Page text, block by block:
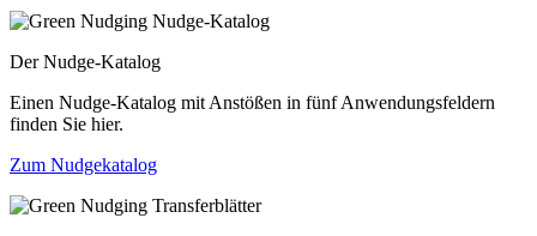
Der Nudge-Katalog
Einen Nudge-Katalog mit Anstößen in fünf Anwendungsfeldern
finden Sie hier.
Zum Nudgekatalog